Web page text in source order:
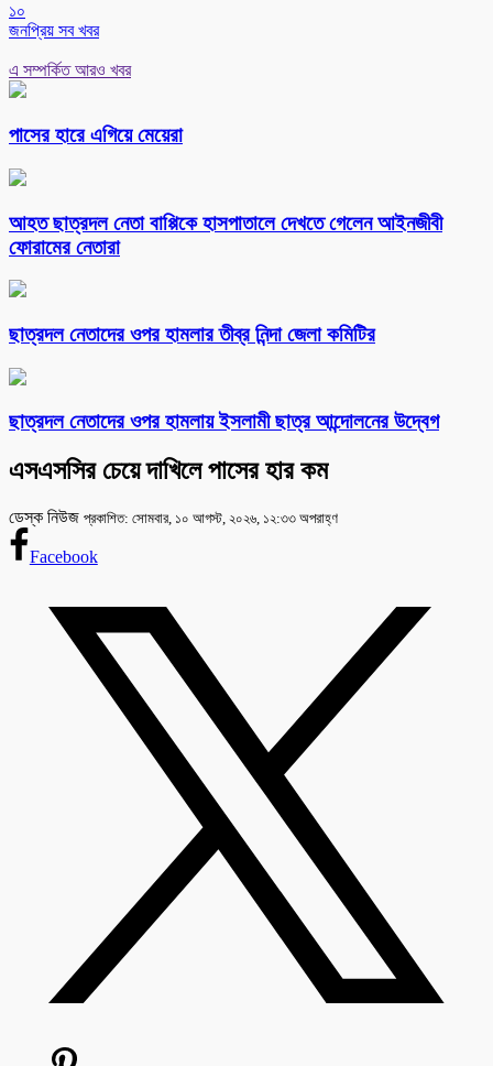
১০
জনপ্রিয় সব খবর
এ সম্পর্কিত আরও খবর
পাসের হারে এগিয়ে মেয়েরা
আহত ছাত্রদল নেতা বাপ্পিকে হাসপাতালে দেখতে গেলেন আইনজীবী
ফোরামের নেতারা
ছাত্রদল নেতাদের ওপর হামলার তীব্র নিন্দা জেলা কমিটির
ছাত্রদল নেতাদের ওপর হামলায় ইসলামী ছাত্র আন্দোলনের উদ্বেগ
এসএসসির চেয়ে দাখিলে পাসের হার কম
ডেস্ক নিউজ প্রকাশিত: সোমবার, ১০ আগস্ট, ২০২৬, ১২:৩৩ অপরাহ্ণ
Facebook